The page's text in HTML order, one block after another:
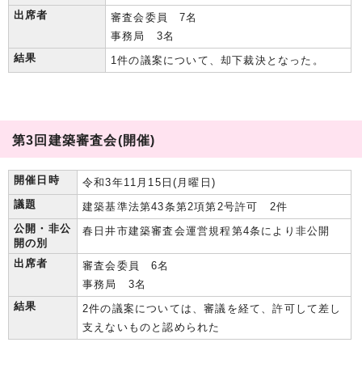
出席者
審査会委員 7名
事務局 3名
結果
1件の議案について、却下裁決となった。
第3回建築審査会(開催)
開催日時
令和3年11月15日(月曜日)
議題
建築基準法第43条第2項第2号許可 2件
公開・非公
開の別
春日井市建築審査会運営規程第4条により非公開
出席者
審査会委員 6名
事務局 3名
結果
2件の議案については、審議を経て、許可して差し
支えないものと認められた